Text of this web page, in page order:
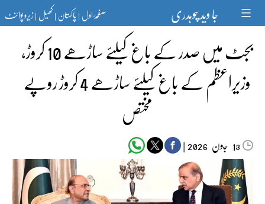
content جا وید چوہدری صفحۂ اول|پاکستان|کھیل|زیرو پوائنٹ
بجٹ میں صدر کے باغ کیلئے ساڑھے 10 کروڑ،
وزیراعظم کے باغ کیلئے ساڑھے 4 کروڑ روپے
مختص
13 جون‬‮ |